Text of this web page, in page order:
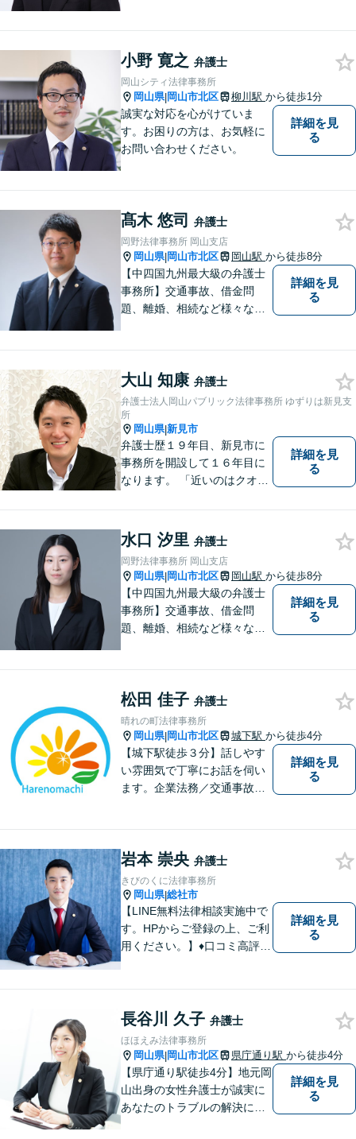
い！
小野 寛之 弁護士
岡山シティ法律事務所
岡山県|岡山市北区 柳川駅 から徒歩1分
誠実な対応を心がけていま
す。お困りの方は、お気軽に
お問い合わせください。
詳細を見
る
髙木 悠司 弁護士
岡野法律事務所 岡山支店
岡山県|岡山市北区 岡山駅 から徒歩8分
【中四国九州最大級の弁護士
事務所】交通事故、借金問
題、離婚、相続など様々な問
い！
詳細を見
る
大山 知康 弁護士
弁護士法人岡山パブリック法律事務所 ゆずりは新見支
所
岡山県|新見市
弁護士歴１９年目、新見市に
事務所を開設して１６年目に
なります。 「近いのはクオリ
も「近い」法律事務所となれ
るよう職員一同頑張っていま
す。 お気軽にお問い合わせく
ださい。
詳細を見
る
水口 汐里 弁護士
岡野法律事務所 岡山支店
岡山県|岡山市北区 岡山駅 から徒歩8分
【中四国九州最大級の弁護士
事務所】交通事故、借金問
題、離婚、相続など様々な問
い！
詳細を見
る
松田 佳子 弁護士
晴れの町法律事務所
岡山県|岡山市北区 城下駅 から徒歩4分
【城下駅徒歩３分】話しやす
い雰囲気で丁寧にお話を伺い
ます。企業法務／交通事故／
詳細を見
る
岩本 崇央 弁護士
きびのくに法律事務所
岡山県|総社市
【LINE無料法律相談実施中で
す。HPからご登録の上、ご利
用ください。】♦口コミ高評価
ます。【完全個室】【初回３
０分無料面談】
詳細を見
る
長谷川 久子 弁護士
ほほえみ法律事務所
岡山県|岡山市北区 県庁通り駅 から徒歩4分
【県庁通り駅徒歩4分】地元岡
山出身の女性弁護士が誠実に
あなたのトラブルの解決に向
詳細を見
る